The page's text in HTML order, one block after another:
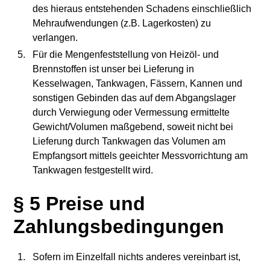
des hieraus entstehenden Schadens einschließlich
Mehraufwendungen (z.B. Lagerkosten) zu
verlangen.
Für die Mengenfeststellung von Heizöl- und
Brennstoffen ist unser bei Lieferung in
Kesselwagen, Tankwagen, Fässern, Kannen und
sonstigen Gebinden das auf dem Abgangslager
durch Verwiegung oder Vermessung ermittelte
Gewicht/Volumen maßgebend, soweit nicht bei
Lieferung durch Tankwagen das Volumen am
Empfangsort mittels geeichter Messvorrichtung am
Tankwagen festgestellt wird.
§ 5 Preise und
Zahlungsbedingungen
Sofern im Einzelfall nichts anderes vereinbart ist,